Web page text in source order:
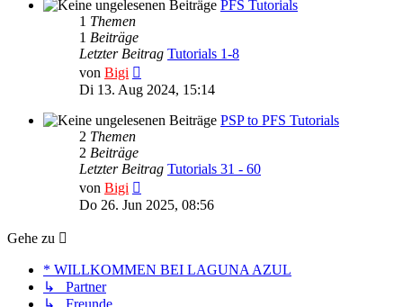
PFS Tutorials
1 Themen
1 Beiträge
Letzter Beitrag Tutorials 1-8
von Bigi
Beitrag
Di 13. Aug 2024, 15:14
PSP to PFS Tutorials
2 Themen
2 Beiträge
Letzter Beitrag Tutorials 31 - 60
von Bigi
Beitrag
Do 26. Jun 2025, 08:56
Gehe zu
* WILLKOMMEN BEI LAGUNA AZUL
↳ Partner
↳ Freunde